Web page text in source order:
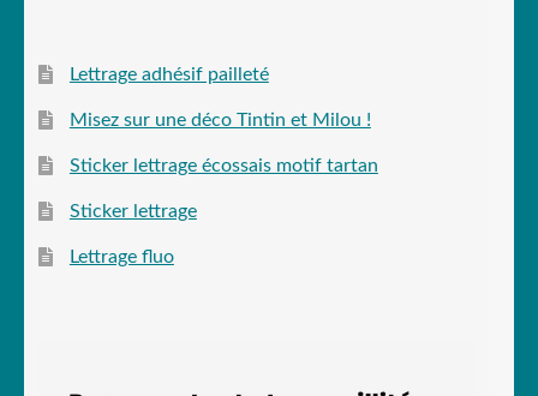
Lettrage adhésif pailleté
Misez sur une déco Tintin et Milou !
Sticker lettrage écossais motif tartan
Sticker lettrage
Lettrage fluo